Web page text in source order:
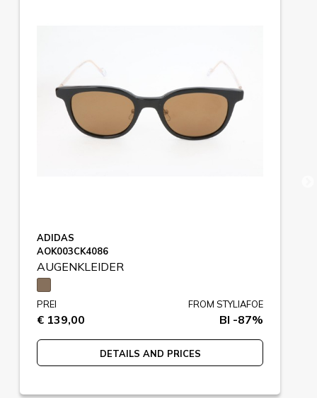
ADIDAS
AOK003CK4086
AUGENKLEIDER
PREI
€ 139,00
FROM STYLIAFOE
BI -87%
DETAILS AND PRICES